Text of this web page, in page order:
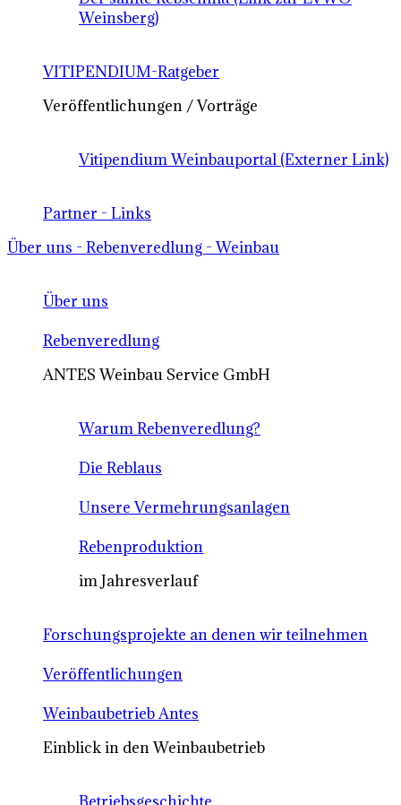
Weinsberg)
VITIPENDIUM-Ratgeber
Veröffentlichungen / Vorträge
Vitipendium Weinbauportal (Externer Link)
Partner - Links
Über uns - Rebenveredlung - Weinbau
Über uns
Rebenveredlung
ANTES Weinbau Service GmbH
Warum Rebenveredlung?
Die Reblaus
Unsere Vermehrungsanlagen
Rebenproduktion
im Jahresverlauf
Forschungsprojekte an denen wir teilnehmen
Veröffentlichungen
Weinbaubetrieb Antes
Einblick in den Weinbaubetrieb